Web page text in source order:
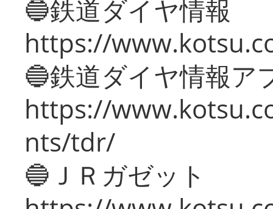
🔵鉄道ダイヤ情報
https://
🔵鉄道ダイヤ情報ア
https://
nts/tdr/
🔵ＪＲガゼット